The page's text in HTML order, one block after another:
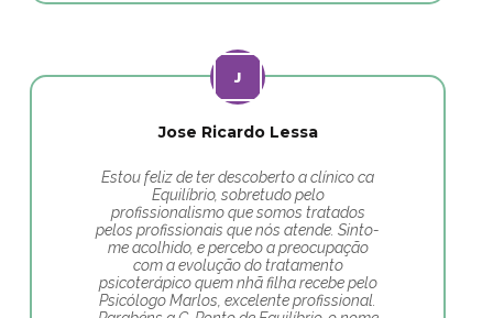
Jose Ricardo Lessa
Estou feliz de ter descoberto a clínico ca
Equilíbrio, sobretudo pelo
profissionalismo que somos tratados
pelos profissionais que nós atende. Sinto-
me acolhido, e percebo a preocupação
com a evolução do tratamento
psicoterápico quem nhã filha recebe pelo
Psicólogo Marlos, excelente profissional.